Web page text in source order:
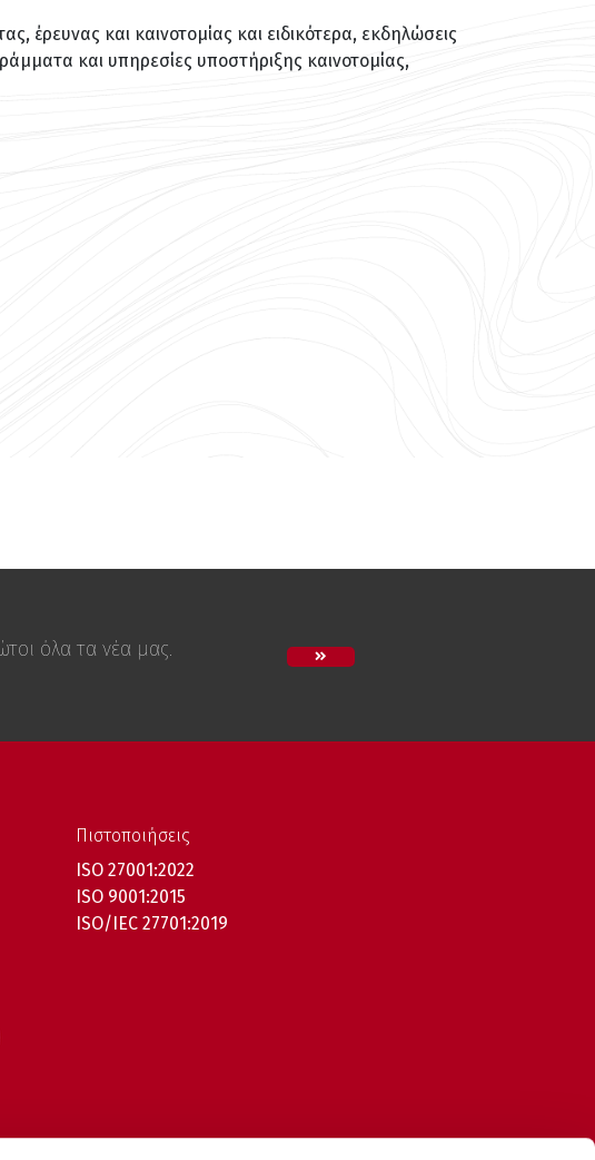
έρευνας και καινοτομίας και ειδικότερα, εκδηλώσεις
και υπηρεσίες υποστήριξης καινοτομίας,
όλα τα νέα μας.
Πιστοποιήσεις
ISO 27001:2022
ISO 9001:2015
ISO/IEC 27701:2019